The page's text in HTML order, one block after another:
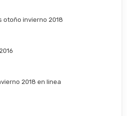
otoño invierno 2018
2018 en linea